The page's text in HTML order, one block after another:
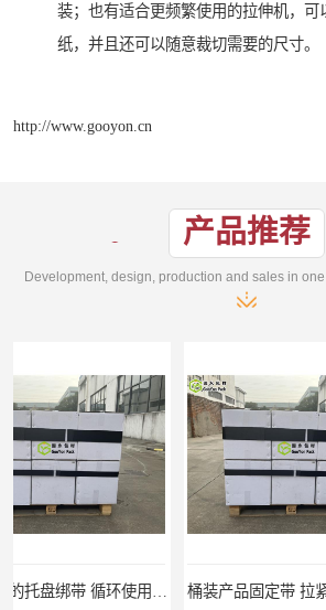
装；也有适合更频繁使用的拉伸机，可
纸，并且还可以随意裁切需要的尺寸。
http://www.gooyon.cn
产品推荐
桶装产品固定带 拉紧力好 固永包材 托盘